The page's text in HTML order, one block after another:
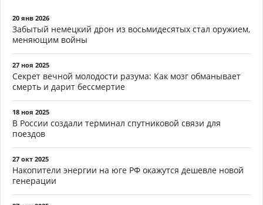
20 янв 2026
Забытый немецкий дрон из восьмидесятых стал оружием,
меняющим войны
27 ноя 2025
Секрет вечной молодости разума: Как мозг обманывает
смерть и дарит бессмертие
18 ноя 2025
В России создали терминал спутниковой связи для
поездов
27 окт 2025
Накопители энергии на юге РФ окажутся дешевле новой
генерации